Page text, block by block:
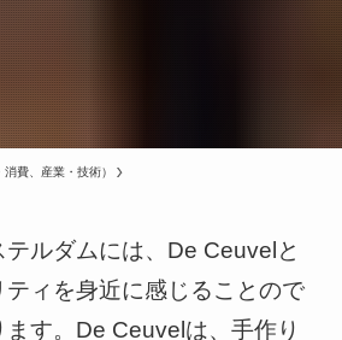
費、産業・技術）
ルダムには、De Ceuvelと
ィを身近に感じることので
ます。De Ceuvelは、手作り